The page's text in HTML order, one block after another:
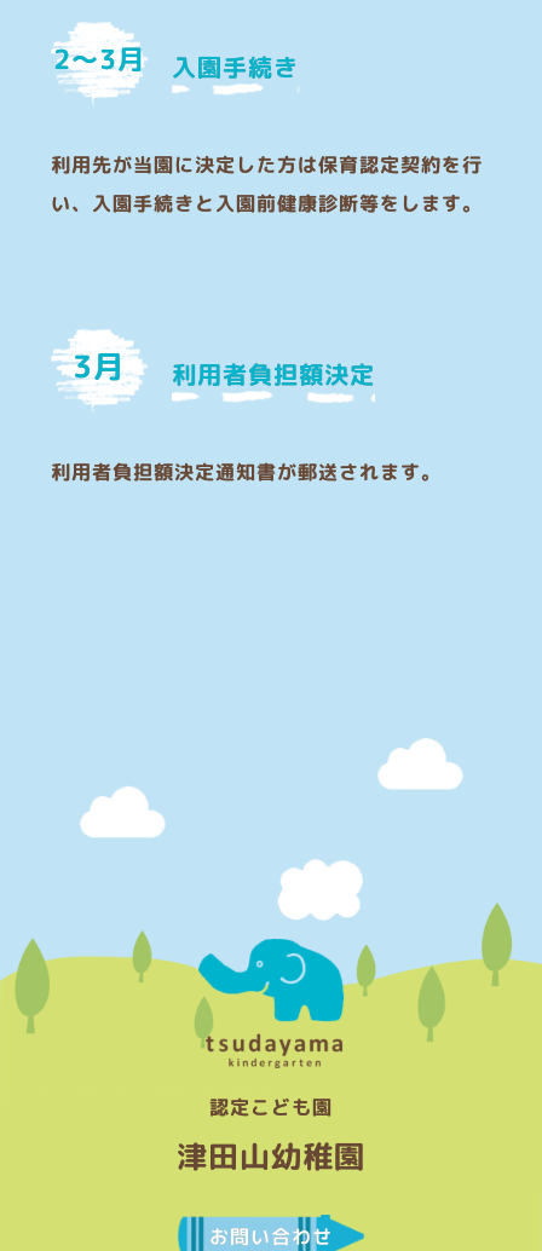
2〜3月 入園手続き
利用先が当園に決定した方は保育認定契約を行
い、入園手続きと入園前健康診断等をします。
3月 利用者負担額決定
利用者負担額決定通知書が郵送されます。
認定こども園
津田山幼稚園
お問い合わせ